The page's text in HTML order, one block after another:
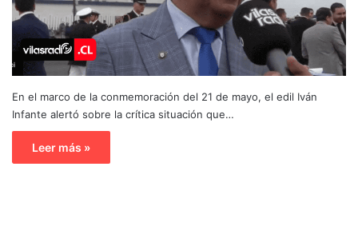
En el marco de la conmemoración del 21 de mayo, el edil Iván
Infante alertó sobre la crítica situación que…
Leer más »